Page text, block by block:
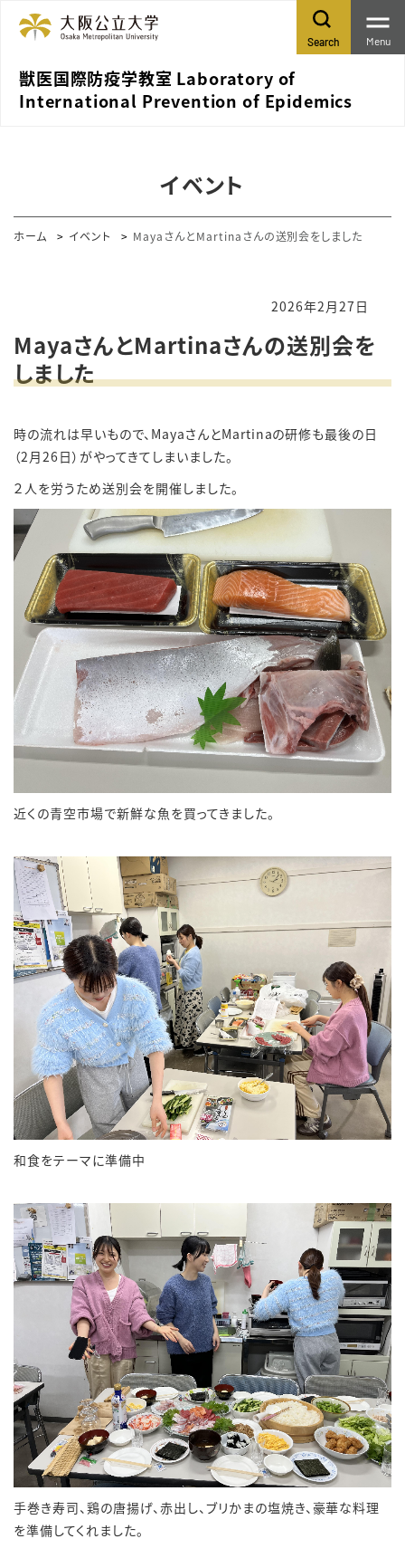
獣医国際防疫学教室 Laboratory of
International Prevention of Epidemics
Search Menu
イベント
ホーム イベント MayaさんとMartinaさんの送別会をしました
2026年2月27日
MayaさんとMartinaさんの送別会を
しました
時の流れは早いもので、MayaさんとMartinaの研修も最後の日
（2月26日）がやってきてしまいました。
２人を労うため送別会を開催しました。
近くの青空市場で新鮮な魚を買ってきました。
和食をテーマに準備中
手巻き寿司、鶏の唐揚げ、赤出し、ブリかまの塩焼き、豪華な料理
を準備してくれました。